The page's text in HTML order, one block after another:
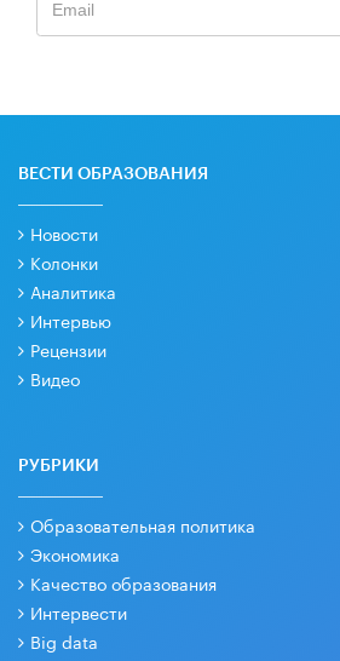
ВЕСТИ ОБРАЗОВАНИЯ
Новости
Колонки
Аналитика
Интервью
Рецензии
Видео
РУБРИКИ
Образовательная политика
Экономика
Качество образования
Интервести
Big data